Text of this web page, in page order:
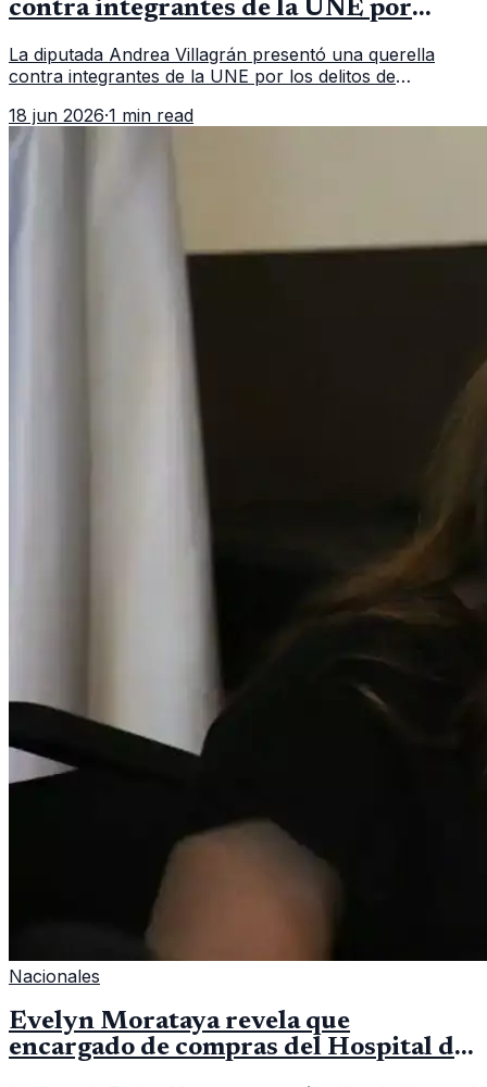
contra integrantes de la UNE por
La diputada Andrea Villagrán presentó una querella
contra integrantes de la UNE por los delitos de
18 jun 2026·1 min read
Nacionales
Evelyn Morataya revela que
encargado de compras del Hospital de